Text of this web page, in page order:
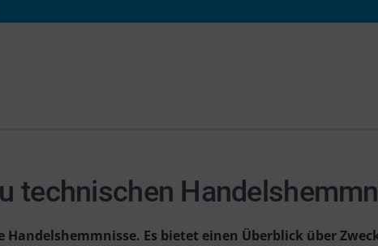
technischen
Es bietet einen Überblick über